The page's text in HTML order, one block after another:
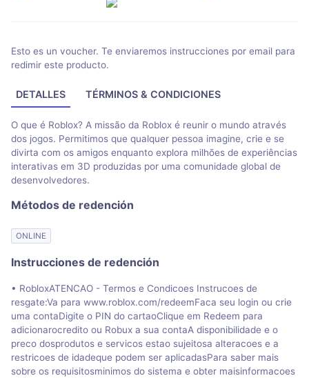
Esto es un voucher. Te enviaremos instrucciones por email para
redimir este producto.
DETALLES TÉRMINOS & CONDICIONES
O que é Roblox? A missão da Roblox é reunir o mundo através
dos jogos. Permitimos que qualquer pessoa imagine, crie e se
divirta com os amigos enquanto explora milhões de experiências
interativas em 3D produzidas por uma comunidade global de
desenvolvedores.
Métodos de redención
ONLINE
Instrucciones de redención
• RobloxATENCAO - Termos e Condicoes Instrucoes de
resgate:Va para www.roblox.com/redeemFaca seu login ou crie
uma contaDigite o PIN do cartaoClique em Redeem para
adicionarocredito ou Robux a sua contaA disponibilidade e o
preco dosprodutos e servicos estao sujeitosa alteracoes e a
restricoes de idadeque podem ser aplicadasPara saber mais
sobre os requisitosminimos do sistema e obter maisinformacoes